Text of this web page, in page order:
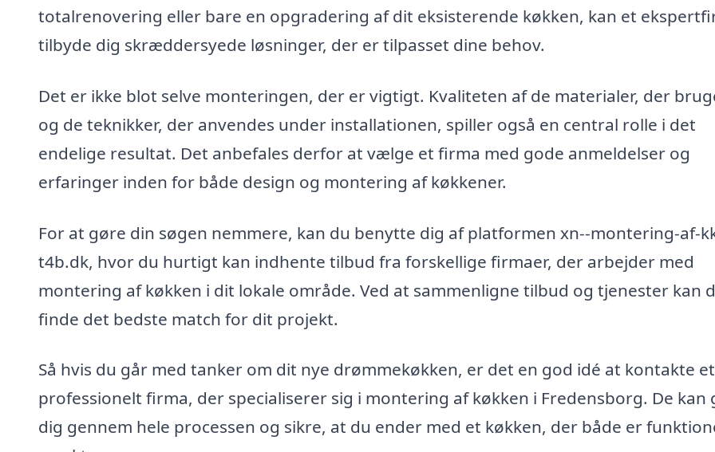
totalrenovering eller bare en opgradering af dit eksisterende køkken, kan et
tilbyde dig skræddersyede løsninger, der er tilpasset dine behov.
Det er ikke blot selve monteringen, der er vigtigt. Kvaliteten af de materialer, der
og de teknikker, der anvendes under installationen, spiller også en central rolle i det
endelige resultat. Det anbefales derfor at vælge et firma med gode anmeldelser og
erfaringer inden for både design og montering af køkkener.
For at gøre din søgen nemmere, kan du benytte dig af platformen xn--montering-af-
t4b.dk, hvor du hurtigt kan indhente tilbud fra forskellige firmaer, der arbejder med
montering af køkken i dit lokale område. Ved at sammenligne tilbud og tjenester kan
finde det bedste match for dit projekt.
Så hvis du går med tanker om dit nye drømmekøkken, er det en god idé at kontakte et
professionelt firma, der specialiserer sig i montering af køkken i Fredensborg. De kan
dig gennem hele processen og sikre, at du ender med et køkken, der både er